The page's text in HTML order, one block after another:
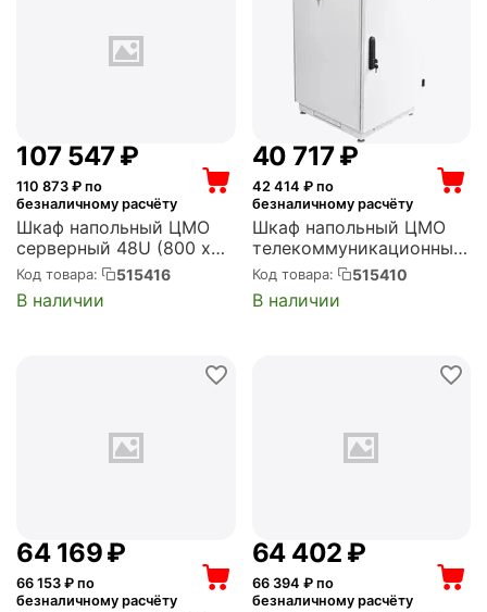
107 547₽
110 873 ₽ по
безналичному расчёту
Шкаф напольный ЦМО
серверный 48U (800 х
1200) двойные
перфорированные двери
2 шт., цвет черный (ШТК-
Код товара: 515416
В наличии
40 717₽
42 414 ₽ по
безналичному расчёту
Шкаф напольный ЦМО
телекоммуникационный
24U (600 x 800) дверь
металл (ШТК-М-24.6.8-
3ААА)
Код товара: 515410
В наличии
64 169₽
66 153 ₽ по
безналичному расчёту
64 402 ₽
66 394 ₽ по
безналичному расчёту